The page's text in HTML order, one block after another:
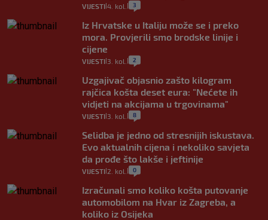
VIJESTI 4. kol. 3
Iz Hrvatske u Italiju može se i preko
mora. Provjerili smo brodske linije i
cijene
VIJESTI 3. kol. 2
Uzgajivač objasnio zašto kilogram
rajčica košta deset eura: "Nećete ih
vidjeti na akcijama u trgovinama"
VIJESTI 3. kol. 8
Selidba je jedno od stresnijih iskustava.
Evo aktualnih cijena i nekoliko savjeta
da prođe što lakše i jeftinije
VIJESTI 2. kol. 0
Izračunali smo koliko košta putovanje
automobilom na Hvar iz Zagreba, a
koliko iz Osijeka